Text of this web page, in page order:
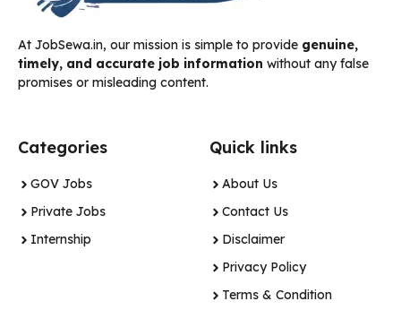
At JobSewa.in, our mission is simple to provide genuine,
timely, and accurate job information without any false
promises or misleading content.
Categories
GOV Jobs
Private Jobs
Internship
Quick links
About Us
Contact Us
Disclaimer
Privacy Policy
Terms & Condition